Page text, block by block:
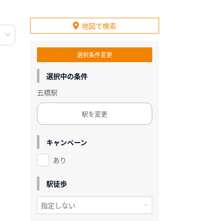
地図で検索
選択条件変更
選択中の条件
五橋駅
駅を変更
キャンペーン
あり
駅徒歩